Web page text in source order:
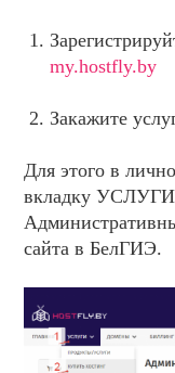
my.hostfly.by
Закажите
Для этого в
вкладку
сайта в БелГИЭ.